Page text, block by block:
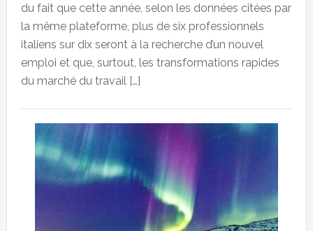
du fait que cette année, selon les données citées par
la même plateforme, plus de six professionnels
italiens sur dix seront à la recherche d’un nouvel
emploi et que, surtout, les transformations rapides
du marché du travail […]